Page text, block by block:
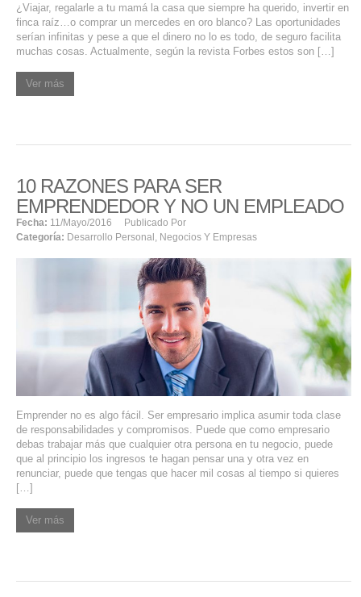
¿Viajar, regalarle a tu mamá la casa que siempre ha querido, invertir en
finca raíz…o comprar un mercedes en oro blanco? Las oportunidades
serían infinitas y pese a que el dinero no lo es todo, de seguro facilita
muchas cosas. Actualmente, según la revista Forbes estos son […]
Ver más
10 RAZONES PARA SER
EMPRENDEDOR Y NO UN EMPLEADO
Fecha: 11/mayo/2016
Publicado Por
Categoría: Desarrollo Personal Negocios Y Empresas
Emprender no es algo fácil. Ser empresario implica asumir toda clase
de responsabilidades y compromisos. Puede que como empresario
debas trabajar más que cualquier otra persona en tu negocio, puede
que al principio los ingresos te hagan pensar una y otra vez en
renunciar, puede que tengas que hacer mil cosas al tiempo si quieres
[…]
Ver más